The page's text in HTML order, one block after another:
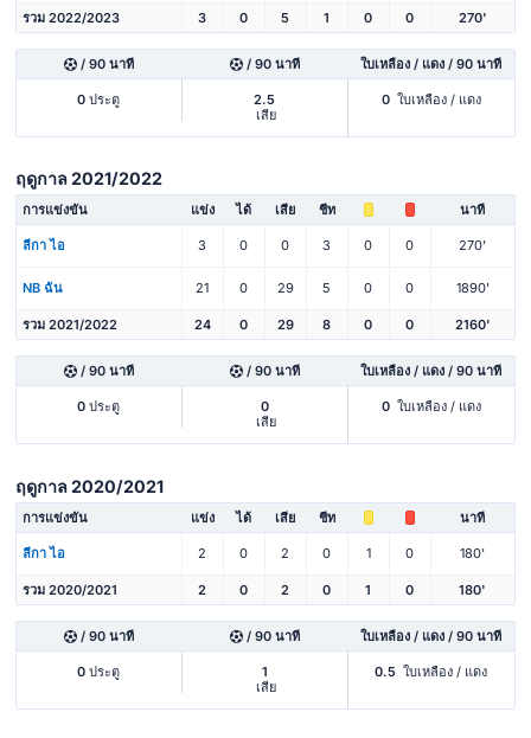
รวม 2022/2023 3 0 5 1 0 0 270'
/ 90 นาที / 90 นาที ใบเหลือง / แดง / 90 นาที
0 ประตู
2.5
เสีย
0 ใบเหลือง / แดง
ฤดูกาล 2021/2022
การแข่งขัน แข่ง ได้ เสีย ชีท นาที
ลีกา ไอ 3 0 0 3 0 0 270'
NB ฉัน 21 0 29 5 0 0 1890'
รวม 2021/2022 24 0 29 8 0 0 2160'
/ 90 นาที / 90 นาที ใบเหลือง / แดง / 90 นาที
0 ประตู
0
เสีย
0 ใบเหลือง / แดง
ฤดูกาล 2020/2021
การแข่งขัน แข่ง ได้ เสีย ชีท นาที
ลีกา ไอ 2 0 2 0 1 0 180'
รวม 2020/2021 2 0 2 0 1 0 180'
/ 90 นาที / 90 นาที ใบเหลือง / แดง / 90 นาที
0 ประตู
1
เสีย
0.5 ใบเหลือง / แดง